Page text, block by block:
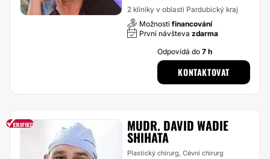
2 kliniky v oblasti Pardubický kraj
Možnosti financování
První návšteva zdarma
Odpovídá do7 h
KONTAKTOVAT
MUDR. DAVID WADIE
SHIHATA
Plastický chirurg, Cévní chirurg